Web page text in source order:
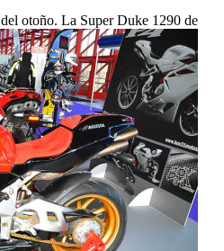
otoño. La Super Duke 1290 de